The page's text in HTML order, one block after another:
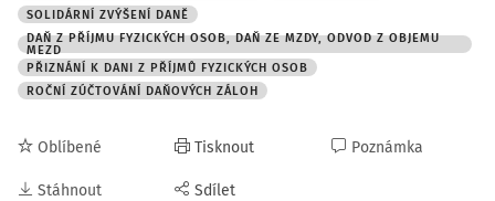
SOLIDÁRNÍ ZVÝŠENÍ DANĚ
DAŇ Z PŘÍJMU FYZICKÝCH OSOB, DAŇ ZE MZDY, ODVOD Z OBJEMU
MEZD
PŘIZNÁNÍ K DANI Z PŘÍJMŮ FYZICKÝCH OSOB
ROČNÍ ZÚČTOVÁNÍ DAŇOVÝCH ZÁLOH
Oblíbené
Stáhnout
Tisknout
Sdílet
Poznámka